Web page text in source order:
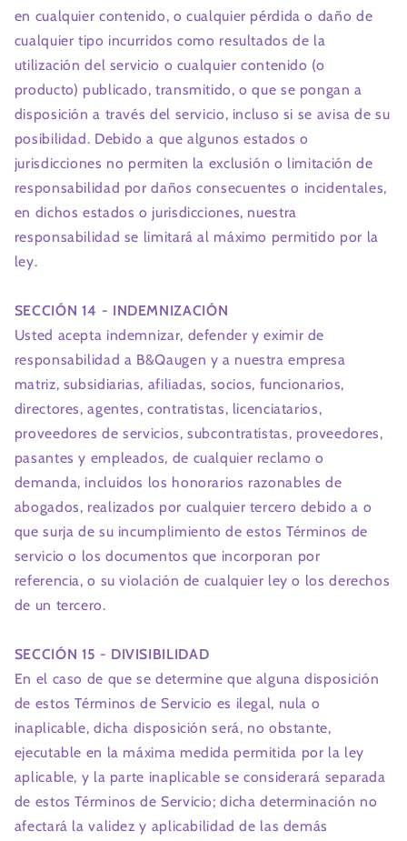
en cualquier contenido, o cualquier pérdida o daño de
cualquier tipo incurridos como resultados de la
utilización del servicio o cualquier contenido (o
producto) publicado, transmitido, o que se pongan a
disposición a través del servicio, incluso si se avisa de su
posibilidad. Debido a que algunos estados o
jurisdicciones no permiten la exclusión o limitación de
responsabilidad por daños consecuentes o incidentales,
en dichos estados o jurisdicciones, nuestra
responsabilidad se limitará al máximo permitido por la
ley.
SECCIÓN 14 - INDEMNIZACIÓN
Usted acepta indemnizar, defender y eximir de
responsabilidad a B&Qaugen y a nuestra empresa
matriz, subsidiarias, afiliadas, socios, funcionarios,
directores, agentes, contratistas, licenciatarios,
proveedores de servicios, subcontratistas, proveedores,
pasantes y empleados, de cualquier reclamo o
demanda, incluidos los honorarios razonables de
abogados, realizados por cualquier tercero debido a o
que surja de su incumplimiento de estos Términos de
servicio o los documentos que incorporan por
referencia, o su violación de cualquier ley o los derechos
de un tercero.
SECCIÓN 15 - DIVISIBILIDAD
En el caso de que se determine que alguna disposición
de estos Términos de Servicio es ilegal, nula o
inaplicable, dicha disposición será, no obstante,
ejecutable en la máxima medida permitida por la ley
aplicable, y la parte inaplicable se considerará separada
de estos Términos de Servicio; dicha determinación no
afectará la validez y aplicabilidad de las demás